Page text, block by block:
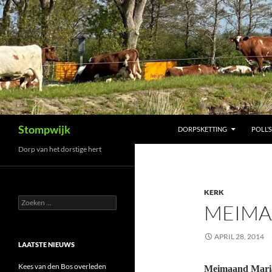
Ga
naar
de
inhoud
Stompwijk DORPSKETTING POLL’S
KERK
APRIL 28, 2014
Meimaand
Dorp van het dorstige hert
Zoeken
naar:
LAATSTE NIEUWS
Kees van den Bos overleden